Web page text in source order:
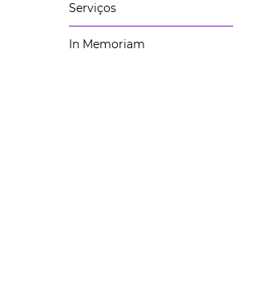
Serviços
In Memoriam